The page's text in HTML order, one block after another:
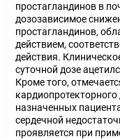
простагландинов в
дозозависимое
простагландинов,
действием,
действия.
суточной дозе
Кроме того,
назначенных
сердечной
проявляется при